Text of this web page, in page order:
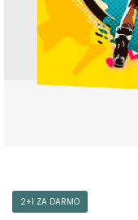
2+1 ZA DARMO